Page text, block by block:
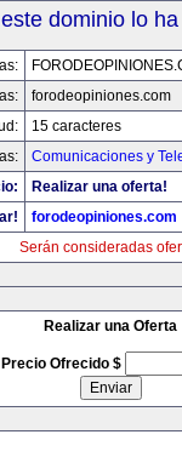
dominio lo
forodeopiniones.com
15 caracteres
Comunicaciones y
Realizar una oferta!
forodeopiniones.com
Serán consideradas
Realizar una Oferta
Precio Ofrecido $